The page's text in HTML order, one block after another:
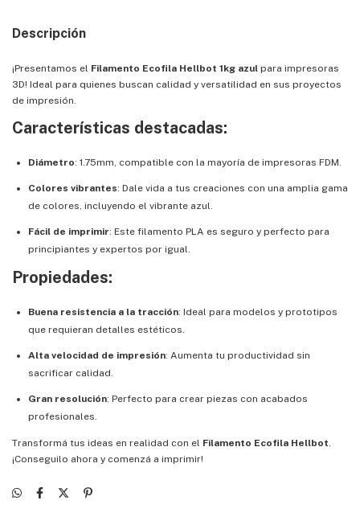
Descripción
¡Presentamos el Filamento Ecofila Hellbot 1kg azul para impresoras
3D! Ideal para quienes buscan calidad y versatilidad en sus proyectos
de impresión.
Características destacadas:
Diámetro: 1.75mm, compatible con la mayoría de impresoras FDM.
Colores vibrantes: Dale vida a tus creaciones con una amplia gama
de colores, incluyendo el vibrante azul.
Fácil de imprimir: Este filamento PLA es seguro y perfecto para
principiantes y expertos por igual.
Propiedades:
Buena resistencia a la tracción: Ideal para modelos y prototipos
que requieran detalles estéticos.
Alta velocidad de impresión: Aumenta tu productividad sin
sacrificar calidad.
Gran resolución: Perfecto para crear piezas con acabados
profesionales.
Transformá tus ideas en realidad con el Filamento Ecofila Hellbot.
¡Conseguilo ahora y comenzá a imprimir!